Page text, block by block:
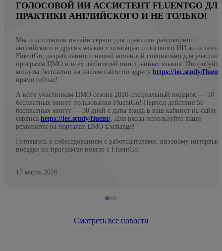
ГОЛОСОВОЙ ИИ АССИСТЕНТ FLUENTGO
ПРАКТИКИ АНГЛИЙСКОГО И НЕ ТОЛЬКО!
Мы подготовили онлайн сервис для практики разговорного
английского и других языков с помощью голосового ИИ ассистента
FluentGo, разработанного нашей командой специально для
программ ЦМО и всех любителей иностранных языков.
минуты бесплатно на нашем сайте по адресу https://iec.study/fluent/
прямо сейчас!
А всем участникам ЦМО сезона 2026 специальный подарок — 50
бесплатных минут пользования FluentGo! Период действия 50
бесплатных минут — 30 дней с даты входа в ваш кабинет на сайте
сервиса https://iec.study/fluent/. Для входа используйте ваши
реквизиты на порталах ЦМО Exchange!
Готовьтесь к собеседованиям с работодателями, визовому интервью
поездке по программе вместе с FluentGo!
17 марта 2026
Смотреть все новости